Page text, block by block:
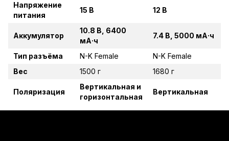
Напряжение
питания
15 В 12 В
Аккумулятор
10.8 В, 6400
мА·ч
7.4 В, 5000 мА·ч
Тип разъёма N-K Female
N-K Female
Вес
1500 г 1680 г
Поляризация
Вертикальная и
горизонтальная
Вертикальная